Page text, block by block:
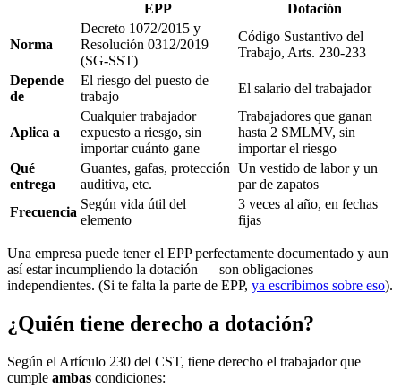
EPP Dotación
Norma
Decreto 1072/2015 y
Resolución 0312/2019
(SG-SST)
Código Sustantivo del
Trabajo, Arts. 230-233
Depende
de
El riesgo del puesto de
trabajo
El salario del trabajador
Aplica a
Cualquier trabajador
expuesto a riesgo, sin
importar cuánto gane
Trabajadores que ganan
hasta 2 SMLMV, sin
importar el riesgo
Qué
entrega
Guantes, gafas, protección
auditiva, etc.
Un vestido de labor y un
par de zapatos
Frecuencia
Según vida útil del
elemento
3 veces al año, en fechas
fijas
Una empresa puede tener el EPP perfectamente documentado y aun
así estar incumpliendo la dotación — son obligaciones
independientes. (Si te falta la parte de EPP, ya escribimos sobre eso).
¿Quién tiene derecho a dotación?
Según el Artículo 230 del CST, tiene derecho el trabajador que
cumple ambas condiciones: